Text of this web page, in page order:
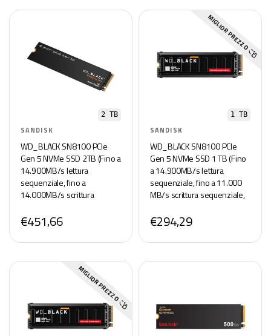
2 TB
SANDISK
WD_BLACK SN8100 PCIe
Gen 5 NVMe SSD 2TB (Fino a
14.900MB/s lettura
sequenziale, fino a
14.000MB/s scrittura
1.200TBW, M.2 2280, TLC 3D
CBA NAND) POWERED BY
SANDISK
€451,66
1 TB
SANDISK
WD_BLACK SN8100 PCIe
Gen 5 NVMe SSD 1 TB (Fino
a 14.900MB/s lettura
sequenziale, fino a 11.000
MB/s scrittura sequenziale,
calore, TLC 3D CBA NAND)
POWERED BY SANDISK
€294,29
MIGLIOR PREZZO
MIGLIOR PREZZO